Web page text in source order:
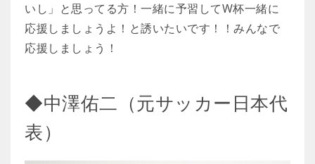
いし」と思ってる方！一緒に予習してW杯一緒に
応援しましょうよ！と誘いたいです！！みんなで
応援しましょう！
◆中澤佑二（元サッカー日本代
表）